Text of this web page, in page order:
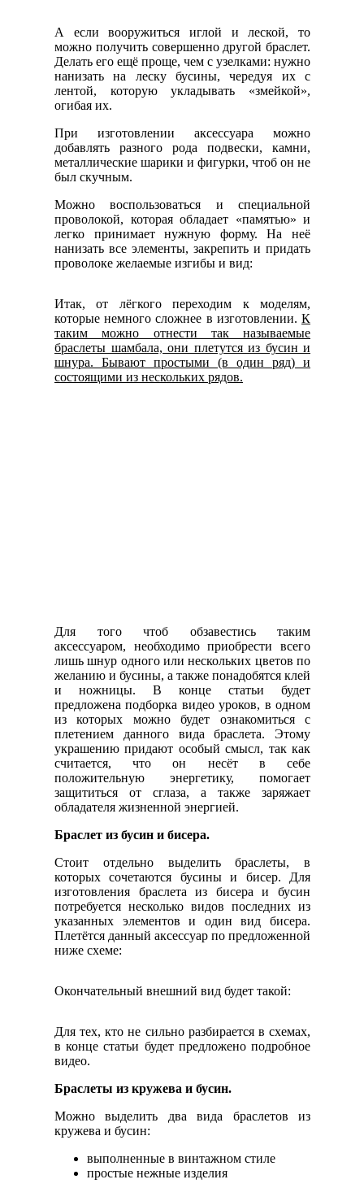
А если вооружиться иглой и леской, то
можно получить совершенно другой браслет.
Делать его ещё проще, чем с узелками: нужно
нанизать на леску бусины, чередуя их с
лентой, которую укладывать «змейкой»,
огибая их.
При изготовлении аксессуара можно
добавлять разного рода подвески, камни,
металлические шарики и фигурки, чтоб он не
был скучным.
Можно воспользоваться и специальной
проволокой, которая обладает «памятью» и
легко принимает нужную форму. На неё
нанизать все элементы, закрепить и придать
проволоке желаемые изгибы и вид:
Итак, от лёгкого переходим к моделям,
которые немного сложнее в изготовлении. К
таким можно отнести так называемые
браслеты шамбала, они плетутся из бусин и
шнура. Бывают простыми (в один ряд) и
состоящими из нескольких рядов.
Для того чтоб обзавестись таким
аксессуаром, необходимо приобрести всего
лишь шнур одного или нескольких цветов по
желанию и бусины, а также понадобятся клей
и ножницы. В конце статьи будет
предложена подборка видео уроков, в одном
из которых можно будет ознакомиться с
плетением данного вида браслета. Этому
украшению придают особый смысл, так как
считается, что он несёт в себе
положительную энергетику, помогает
защититься от сглаза, а также заряжает
обладателя жизненной энергией.
Браслет из бусин и бисера.
Стоит отдельно выделить браслеты, в
которых сочетаются бусины и бисер. Для
изготовления браслета из бисера и бусин
потребуется несколько видов последних из
указанных элементов и один вид бисера.
Плетётся данный аксессуар по предложенной
ниже схеме:
Окончательный внешний вид будет такой:
Для тех, кто не сильно разбирается в схемах,
в конце статьи будет предложено подробное
видео.
Браслеты из кружева и бусин.
Можно выделить два вида браслетов из
кружева и бусин:
выполненные в винтажном стиле
простые нежные изделия